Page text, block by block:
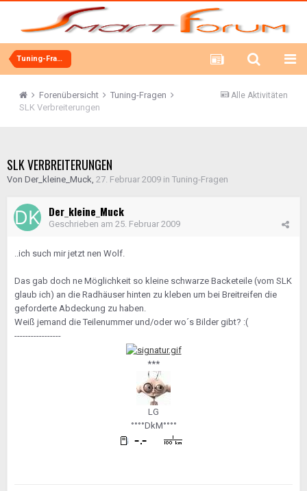
Tuning-Fragen
Alle Aktivitäten
Forenübersicht
Tuning-Fragen
SLK Verbreiterungen
SLK VERBREITERUNGEN
Von Der_kleine_Muck, 27. Februar 2009 in Tuning-Fragen
Der_kleine_Muck
Geschrieben am 25. Februar 2009
..ich such mir jetzt nen Wolf.
Das gab doch ne Möglichkeit so kleine schwarze Backeteile (vom SLK
glaub ich) an die Radhäuser hinten zu kleben um bei Breitreifen die
geforderte Abdeckung zu haben.
Weiß jemand die Teilenummer und/oder wo´s Bilder gibt? :(
-----------------
***
LG
°°°°DkM°°°°